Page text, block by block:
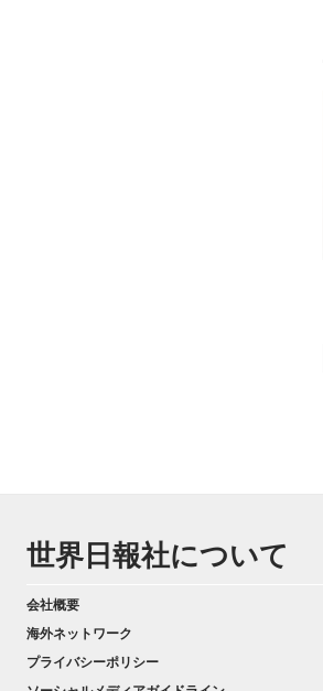
世界日報社について
会社概要
海外ネットワーク
プライバシーポリシー